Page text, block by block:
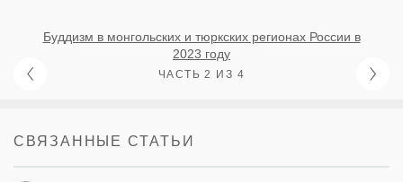
Буддизм в монгольских и тюркских регионах России в
2023 году
ЧАСТЬ 2 ИЗ 4
СВЯЗАННЫЕ СТАТЬИ